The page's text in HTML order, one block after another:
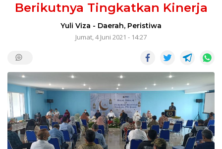
Berikutnya Tingkatkan Kinerja
Yuli Viza - Daerah, Peristiwa
Jumat, 4 Juni 2021 - 14:27